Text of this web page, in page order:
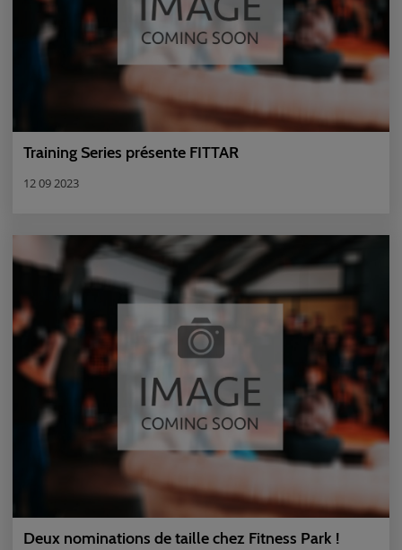
Training Series présente FITTAR
12 09 2023
Deux nominations de taille chez Fitness Park !